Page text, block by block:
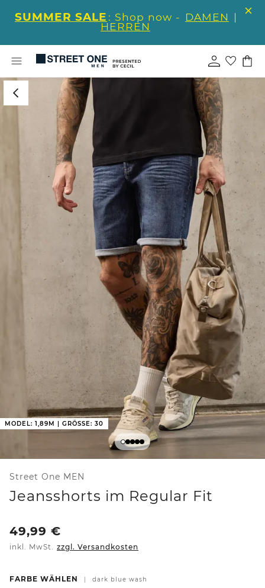
SUMMER SALE : Shop now - DAMEN |
HERREN
MODEL: 1,89M | GRÖSSE: 30
Street One MEN
Jeansshorts im Regular Fit
49,99 €
inkl. MwSt. zzgl. Versandkosten
FARBE WÄHLEN | dark blue wash